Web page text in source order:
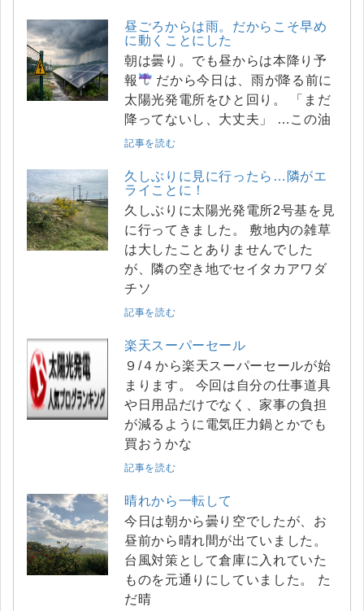
昼ごろからは雨。だからこそ早め
に動くことにした
朝は曇り。でも昼からは本降り予
報
だから今日は、雨が降る前に
太陽光発電所をひと回り。 「まだ
降ってないし、大丈夫」 …この油
記事を読む
久しぶりに見に行ったら…隣がエ
ライことに！
久しぶりに太陽光発電所2号基を見
に行ってきました。 敷地内の雑草
は大したことありませんでした
が、隣の空き地でセイタカアワダ
チソ
記事を読む
楽天スーパーセール
９/４から楽天スーパーセールが始
まります。 今回は自分の仕事道具
や日用品だけでなく、家事の負担
が減るように電気圧力鍋とかでも
買おうかな
記事を読む
晴れから一転して
今日は朝から曇り空でしたが、お
昼前から晴れ間が出ていました。
台風対策として倉庫に入れていた
ものを元通りにしていました。 た
だ晴